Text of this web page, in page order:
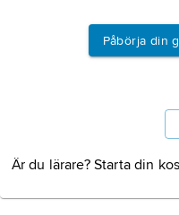
Information
Påbörja din
Är du lärare? Starta din